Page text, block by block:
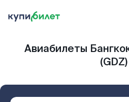
Авиабилеты
(GDZ)